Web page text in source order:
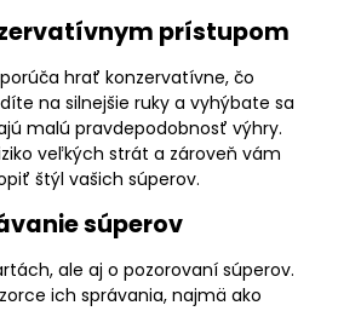
prístupom
hrať konzervatívne, čo
na silnejšie ruky a vyhýbate sa
malú pravdepodobnosť výhry.
veľkých strát a zároveň vám
štýl vašich súperov.
súperov
ale aj o pozorovaní súperov.
ich správania, najmä ako